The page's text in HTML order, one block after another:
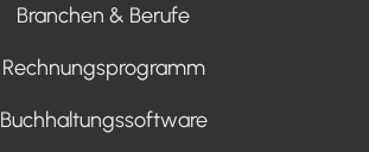
Branchen & Berufe
Rechnungsprogramm
Buchhaltungssoftware